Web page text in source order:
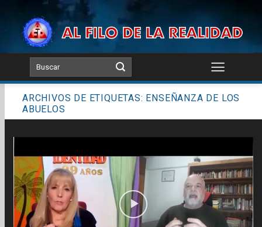
content
ARCHIVOS DE ETIQUETAS: ENSEÑANZA DE LOS
ABUELOS